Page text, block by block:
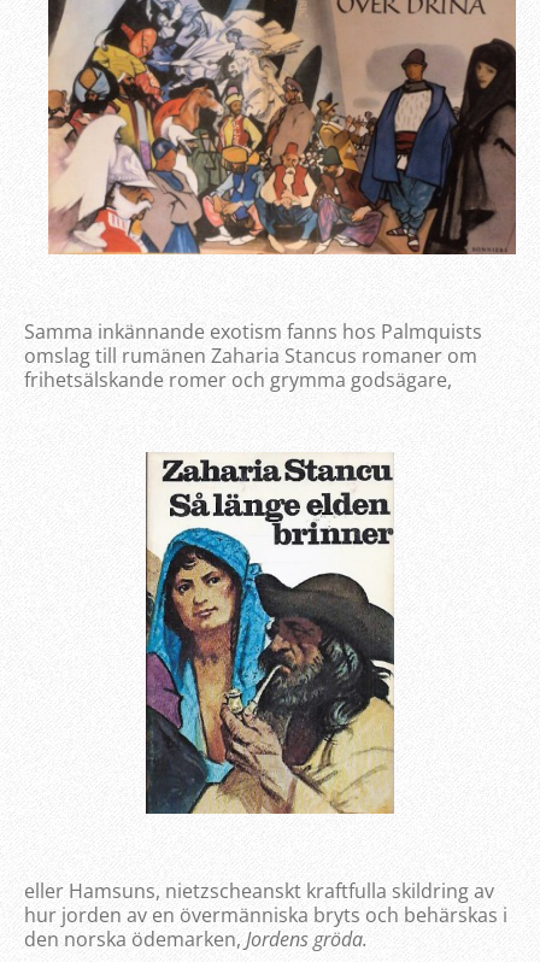
Samma inkännande exotism fanns hos Palmquists
omslag till rumänen Zaharia Stancus romaner om
frihetsälskande romer och grymma godsägare,
eller Hamsuns, nietzscheanskt kraftfulla skildring av
hur jorden av en övermänniska bryts och behärskas i
den norska ödemarken, Jordens gröda.